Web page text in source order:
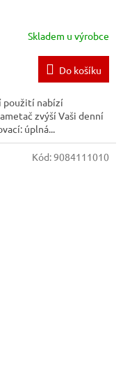
Skladem u výrobce
Do košíku
použití nabízí
zvýší Vaši denní
úplná...
Kód:9084111010